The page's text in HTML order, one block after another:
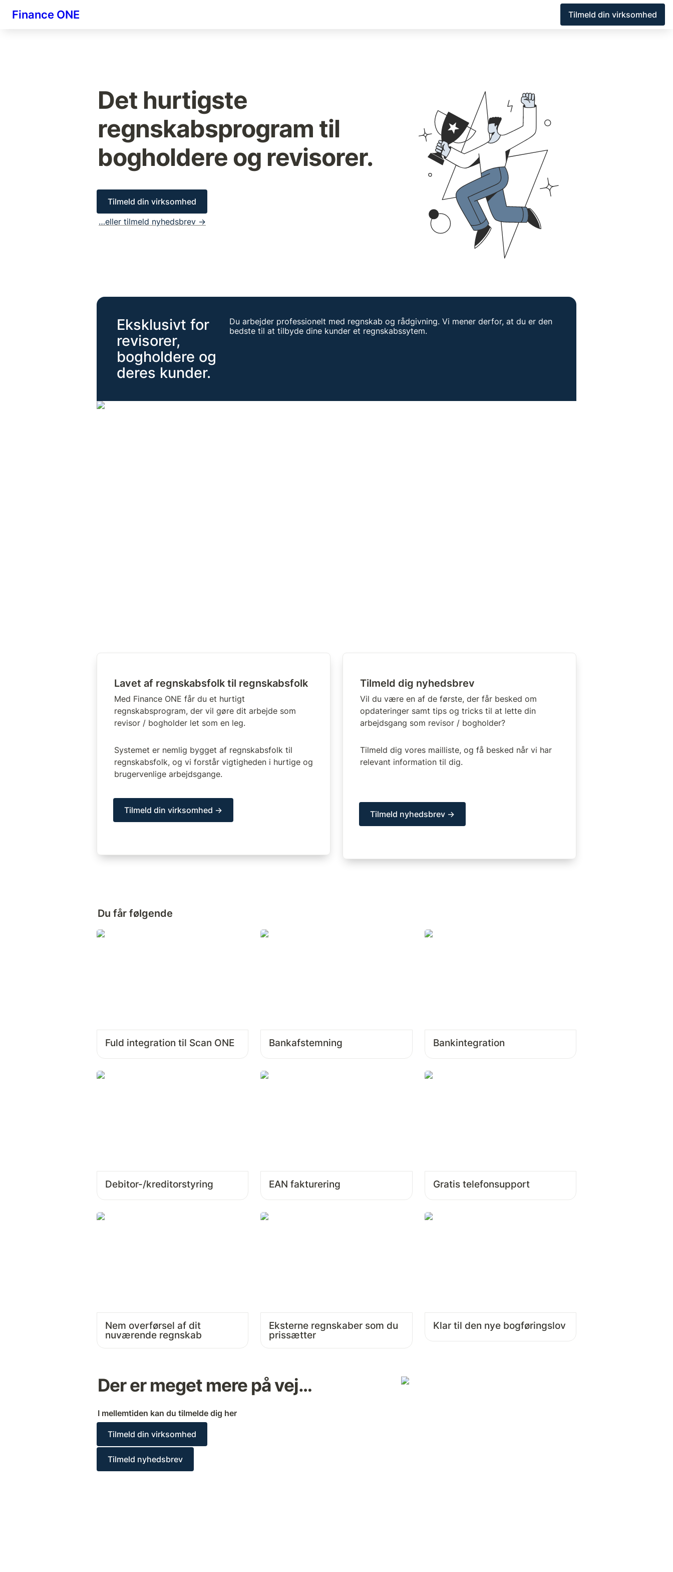
Finance ONE Tilmeld din virksomhed
Det hurtigste
regnskabsprogram til
bogholdere og revisorer.
Tilmeld din virksomhed
…eller tilmeld nyhedsbrev →
Eksklusivt for
revisorer,
bogholdere og
deres kunder.
Du arbejder professionelt med regnskab og rådgivning. Vi mener derfor, at du er den
bedste til at tilbyde dine kunder et regnskabssytem.
Lavet af regnskabsfolk til regnskabsfolk
Med Finance ONE får du et hurtigt
regnskabsprogram, der vil gøre dit arbejde som
revisor / bogholder let som en leg.
Systemet er nemlig bygget af regnskabsfolk til
regnskabsfolk, og vi forstår vigtigheden i hurtige og
brugervenlige arbejdsgange.
Tilmeld din virksomhed →
Tilmeld dig nyhedsbrev
Vil du være en af de første, der får besked om
opdateringer samt tips og tricks til at lette din
arbejdsgang som revisor / bogholder?
Tilmeld dig vores mailliste, og få besked når vi har
relevant information til dig.
Tilmeld nyhedsbrev →
Du får følgende
Fuld integration til Scan ONE Bankafstemning Bankintegration
Debitor-/kreditorstyring EAN fakturering Gratis telefonsupport
Nem overførsel af dit
nuværende regnskab
Eksterne regnskaber som du
prissætter
Klar til den nye bogføringslov
Der er meget mere på vej…
I mellemtiden kan du tilmelde dig her
Tilmeld din virksomhed
Tilmeld nyhedsbrev